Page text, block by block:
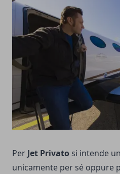
Per Jet Privato si intende
unicamente per sé oppure